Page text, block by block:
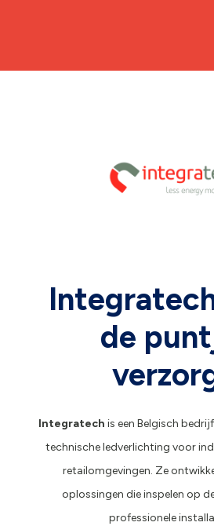
de
Integratech is een Belgisch
technische ledverlichting voor
retailomgevingen. Ze
oplossingen die inspelen op
professionele